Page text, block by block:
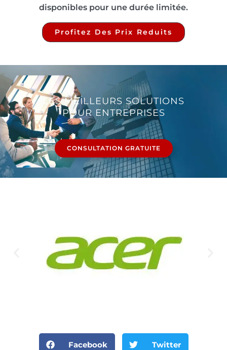
disponibles pour une durée limitée.
Profitez Des Prix Reduits
LES MEILLEURS SOLUTIONS
POUR ENTREPRISES
CONSULTATION GRATUITE
Facebook Twitter